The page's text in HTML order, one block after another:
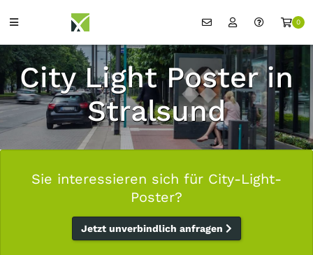
0
City Light Poster in
Stralsund
Sie interessieren sich für City-Light-
Poster?
Jetzt unverbindlich anfragen